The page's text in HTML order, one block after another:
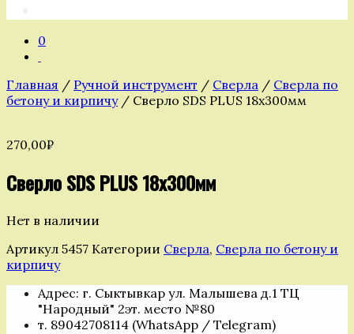
0
Главная / Ручной инструмент / Сверла / Сверла по
бетону и кирпичу/ Сверло SDS PLUS 18х300мм
270,00₽
Сверло SDS PLUS 18х300мм
Нет в наличии
Артикул 5457 Категории Сверла, Сверла по бетону и
кирпичу
Адрес: г. Сыктывкар ул. Малышева д.1 ТЦ
"Народный" 2эт. место №80
т. 89042708114 (WhatsApp / Telegram)